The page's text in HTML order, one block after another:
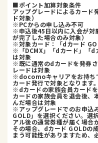
■ポイント加算対象条件
アップグレードによるカー
ド対象）
※PCからの申し込み不可
※申込後45日以内に入会が対
が完了した場合のみ対象）
※対象カード：「dカード
※「DCMX」「dカード」「d
は対象
※既に通常のdカードを発券
レードは対象
※docomoキャリアをお持ち
カード発行で対象となります。
※dカードの家族会員カード
カードの家族会員を退会後、
んだ場合は対象
※アップグレードでのお申込
GOLD」を選択ください。選
アル後の通常券種が届く場合
その場合、dカード GOLDの
まう可能性がありますため、